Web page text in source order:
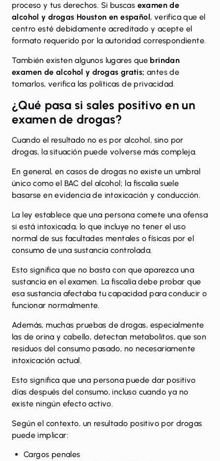
proceso y tus derechos. Si buscas examen de
alcohol y drogas Houston en español , verifica que el
centro esté debidamente acreditado y acepte el
formato requerido por la autoridad correspondiente.
También existen algunos lugares que brindan
examen de alcohol y drogas gratis; antes de
tomarlos, verifica las políticas de privacidad.
¿Qué pasa si sales positivo en un
examen de drogas?
Cuando el resultado no es por alcohol, sino por
drogas, la situación puede volverse más compleja.
En general, en casos de drogas no existe un umbral
único como el BAC del alcohol; la fiscalía suele
basarse en evidencia de intoxicación y conducción.
La ley establece que una persona comete una ofensa
si está intoxicada, lo que incluye no tener el uso
normal de sus facultades mentales o físicas por el
consumo de una sustancia controlada.
Esto significa que no basta con que aparezca una
sustancia en el examen. La fiscalía debe probar que
esa sustancia afectaba tu capacidad para conducir o
funcionar normalmente.
Además, muchas pruebas de drogas, especialmente
las de orina y cabello, detectan metabolitos, que son
residuos del consumo pasado, no necesariamente
intoxicación actual.
Esto significa que una persona puede dar positivo
días después del consumo, incluso cuando ya no
existe ningún efecto activo.
Según el contexto, un resultado positivo por drogas
puede implicar:
Cargos penales